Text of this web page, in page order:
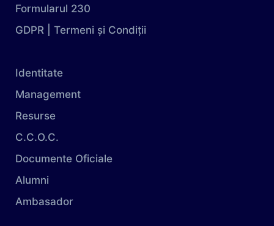
Formularul 230
GDPR | Termeni și Condiții
Identitate
Management
Resurse
C.C.O.C.
Documente Oficiale
Alumni
Ambasador